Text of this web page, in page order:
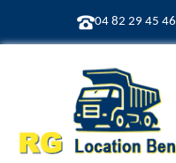
04 82 29 45 46